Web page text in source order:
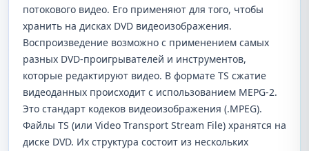
потокового видео. Его применяют для того, чтобы
хранить на дисках DVD видеоизображения.
Воспроизведение возможно с применением самых
разных DVD-проигрывателей и инструментов,
которые редактируют видео. В формате TS сжатие
видеоданных происходит с использованием MEPG-2.
Это стандарт кодеков видеоизображения (.MPEG).
Файлы TS (или Video Transport Stream File) хранятся на
диске DVD. Их структура состоит из нескольких